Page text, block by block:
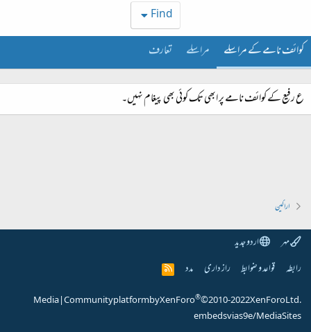
Find
کوائف نامے کے مراسلے مراسلے تعارف
ع رفیع کے کوائف نامے پر ابھی تک کوئی بھی پیغام نہیں۔
اراکین
مہر
اردو جدید
رابطہ قواعد و ضوابط راز داری مدد
R
S
Community platform by XenForo®© 2010-2022 XenForo Ltd.
|
Media
embeds via s9e/MediaSites